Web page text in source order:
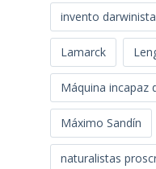
invento darwinista
Lamarck
Máquina incapaz
Máximo Sandín
naturalistas